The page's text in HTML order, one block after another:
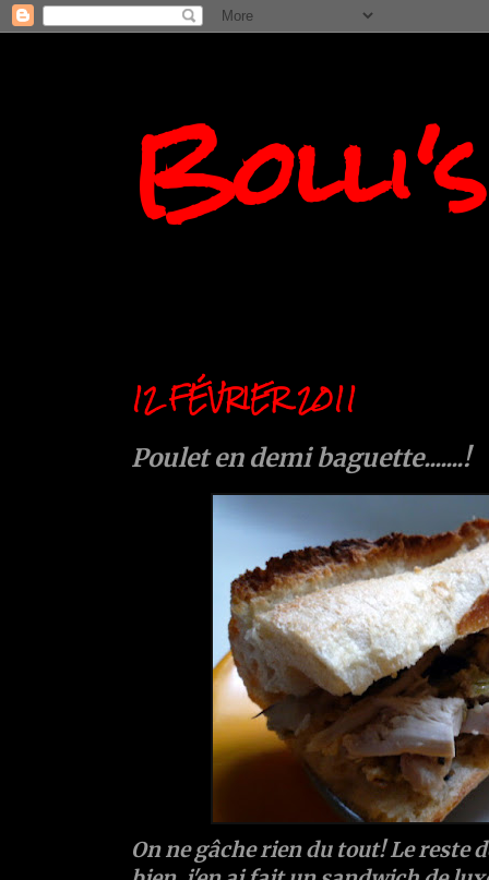
12 FÉVRIER 2011
Poulet en demi baguette.......!
On ne gâche rien du tout! Le reste